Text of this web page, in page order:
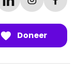
Doneer